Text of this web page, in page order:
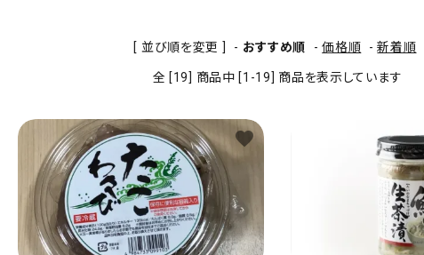
[ 並び順を変更 ] - おすすめ順 -価格順 -新着順
全 [19] 商品中 [1-19] 商品を表示しています
favorite